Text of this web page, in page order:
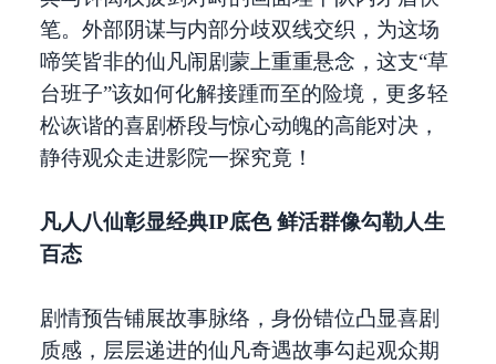
笔。外部阴谋与内部分歧双线交织，为这场
啼笑皆非的仙凡闹剧蒙上重重悬念，这支“草
台班子”该如何化解接踵而至的险境，更多轻
松诙谐的喜剧桥段与惊心动魄的高能对决，
静待观众走进影院一探究竟！
凡人八仙彰显经典IP底色 鲜活群像勾勒人生
百态
剧情预告铺展故事脉络，身份错位凸显喜剧
质感，层层递进的仙凡奇遇故事勾起观众期